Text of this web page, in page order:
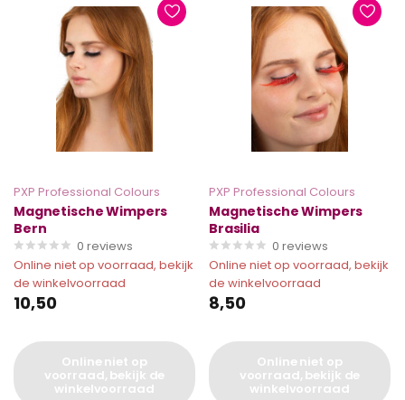
PXP Professional Colours
Magnetische Wimpers
Bern
0 reviews
Online niet op voorraad, bekijk
de winkelvoorraad
10,50
Online niet op
voorraad, bekijk de
winkelvoorraad
PXP Professional Colours
Magnetische Wimpers
Brasilia
0 reviews
Online niet op voorraad, bekijk
de winkelvoorraad
8,50
Online niet op
voorraad, bekijk de
winkelvoorraad